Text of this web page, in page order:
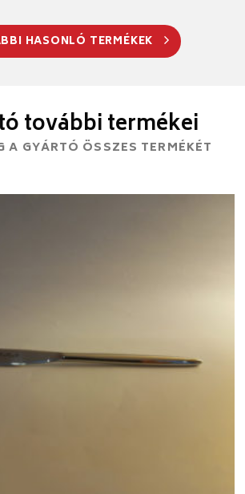
HASONLÓ TERMÉKEK
további termékei
A GYÁRTÓ ÖSSZES TERMÉKÉT